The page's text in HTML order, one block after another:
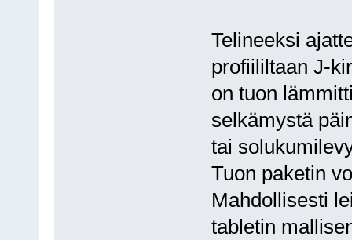
Telineeksi
profiililtaan J-
on tuon
selkämystä
tai
Tuon paketin
Mahdollisesti
tabletin